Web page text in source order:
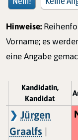
Hinweise:
Vorname; es
eine Angabe
Kandidatin,
Kandidat
Jürgen
Graalfs |